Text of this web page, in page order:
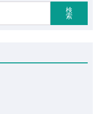
検
索